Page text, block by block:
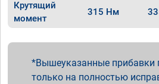
Крутящий
момент
315 Нм
Вышеуказанные прибавки
только на полностью